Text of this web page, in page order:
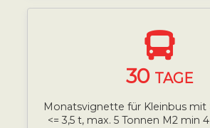
30 TAGE
Monatsvignette für Kleinbus mit
<= 3,5 t, max. 5 Tonnen M2 min